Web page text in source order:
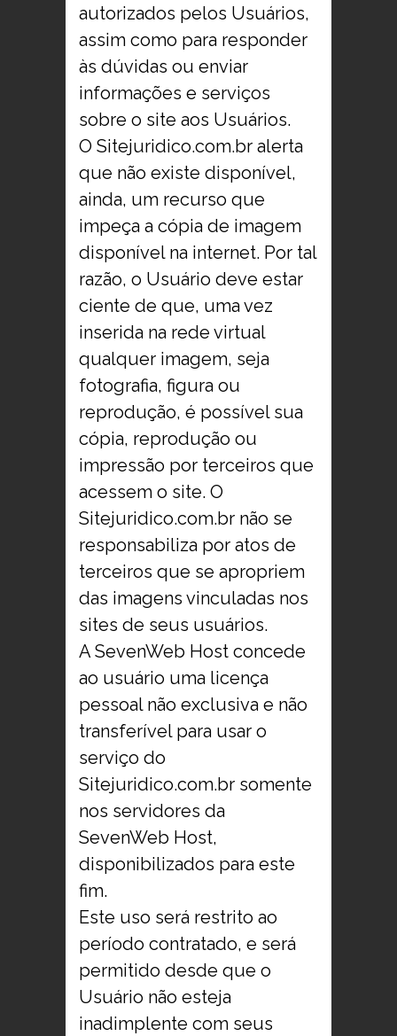
autorizados pelos Usuários,
assim como para responder
às dúvidas ou enviar
informações e serviços
sobre o site aos Usuários.
O Sitejuridico.com.br alerta
que não existe disponível,
ainda, um recurso que
impeça a cópia de imagem
disponível na internet. Por tal
razão, o Usuário deve estar
ciente de que, uma vez
inserida na rede virtual
qualquer imagem, seja
fotografia, figura ou
reprodução, é possível sua
cópia, reprodução ou
impressão por terceiros que
acessem o site. O
Sitejuridico.com.br não se
responsabiliza por atos de
terceiros que se apropriem
das imagens vinculadas nos
sites de seus usuários.
A SevenWeb Host concede
ao usuário uma licença
pessoal não exclusiva e não
transferível para usar o
serviço do
Sitejuridico.com.br somente
nos servidores da
SevenWeb Host,
disponibilizados para este
fim.
Este uso será restrito ao
período contratado, e será
permitido desde que o
Usuário não esteja
inadimplente com seus